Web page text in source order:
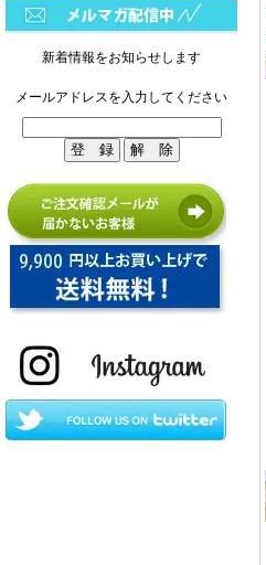
新着情報をお知らせします
メールアドレスを入力してください